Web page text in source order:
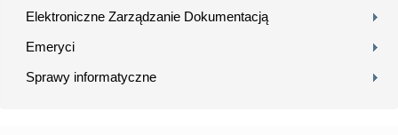
Elektroniczne Zarządzanie Dokumentacją
Emeryci
Sprawy informatyczne